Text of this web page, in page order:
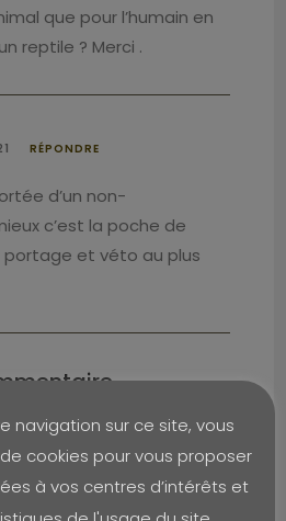
que pour l’humain en
reptile ? Merci .
RÉPONDRE
d’un non-
c’est la poche de
portage et véto au plus
navigation sur ce site, vous
cookies pour vous proposer
à vos centres d’intérêts et